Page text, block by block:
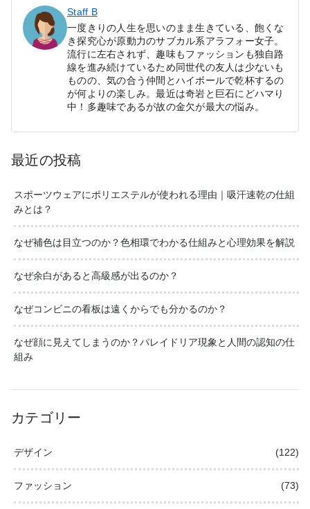
Staff B
一度きりの人生を思いのまま生きている、飽くな
き探究心が原動力のサブカル系アラフォー女子。
流行に左右されず、趣味もファッションも独自路
線を進み続けているため同世代の友人は少ないも
ものの、気の合う仲間とハイボールで乾杯するの
が何よりの楽しみ。最近は奇岩と巨石にどハマり
中！多趣味であるが故の金欠が最大の悩み。
最近の投稿
スポーツウェアにポリエステルが使われる理由｜吸汗速乾の仕組
みとは？
なぜ補色は目立つのか？色相環でわかる仕組みと心理効果を解説
なぜ余白があると高級感が出るのか？
なぜコンビニの看板は遠くからでも分かるのか？
なぜ顔に見えてしまうのか？パレイドリア現象と人間の認知の仕
組み
カテゴリー
デザイン (122)
ファッション (73)